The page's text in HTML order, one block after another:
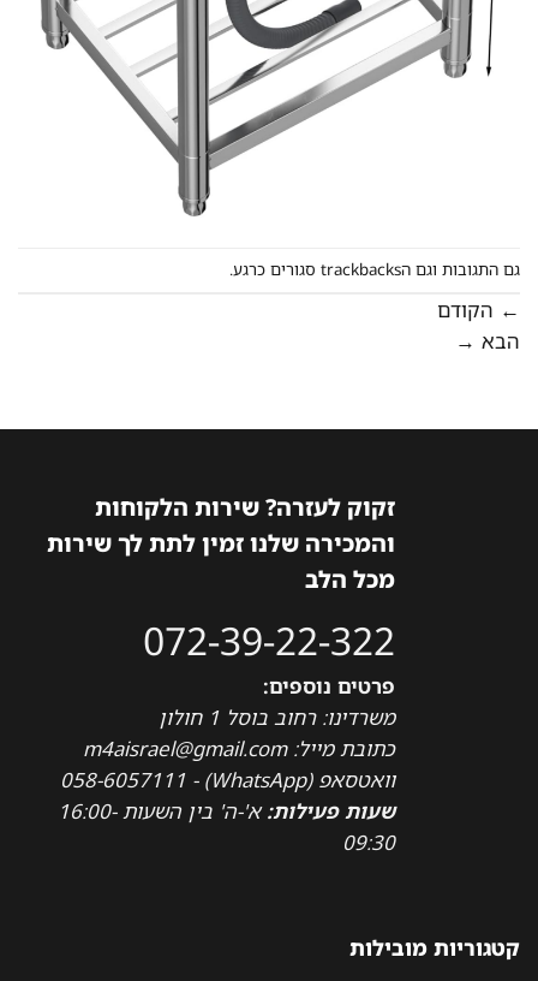
גם התגובות וגם הtrackbacks סגורים כרגע.
← הקודם
הבא →
זקוק לעזרה? שירות הלקוחות
והמכירה שלנו זמין לתת לך שירות
מכל הלב
072-39-22-322
פרטים נוספים:
משרדינו: רחוב בוסל 1 חולון
כתובת מייל: m4aisrael@gmail.com
וואטסאפ (WhatsApp) - 058-6057111
שעות פעילות:
א'-ה' בין השעות 16:00-
09:30
קטגוריות מובילות